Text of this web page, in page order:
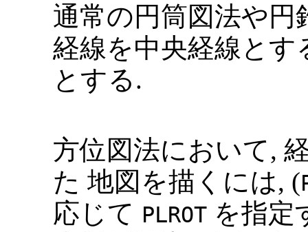
通常の円筒図法や円
経線を中央経線と
とする.
方位図法において,
た 地図を描くには, (
応じて PLROTを指定